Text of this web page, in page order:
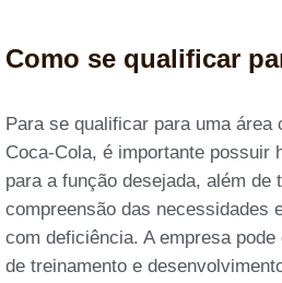
Como se qualificar
Para se qualificar para uma área
Coca-Cola, é importante possuir
para a função desejada, além de
compreensão das necessidades
com deficiência. A empresa
de treinamento e